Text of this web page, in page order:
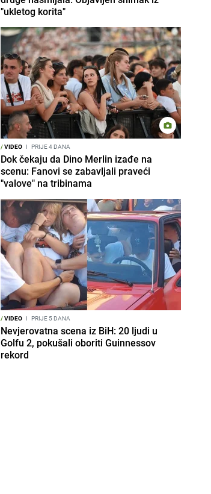
"ukletog korita"
/VIDEO I PRIJE 4 DANA
Dok čekaju da Dino Merlin izađe na
scenu: Fanovi se zabavljali praveći
"valove" na tribinama
/VIDEO I PRIJE 5 DANA
Nevjerovatna scena iz BiH: 20 ljudi u
Golfu 2, pokušali oboriti Guinnessov
rekord